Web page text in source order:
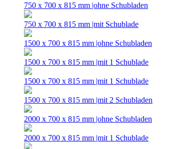
750 x 700 x 815 mm |ohne Schubladen
750 x 700 x 815 mm |mit Schublade
1500 x 700 x 815 mm |ohne Schubladen
1500 x 700 x 815 mm |mit 1 Schublade
1500 x 700 x 815 mm |mit 1 Schublade
1500 x 700 x 815 mm |mit 2 Schubladen
2000 x 700 x 815 mm |ohne Schubladen
2000 x 700 x 815 mm |mit 1 Schublade